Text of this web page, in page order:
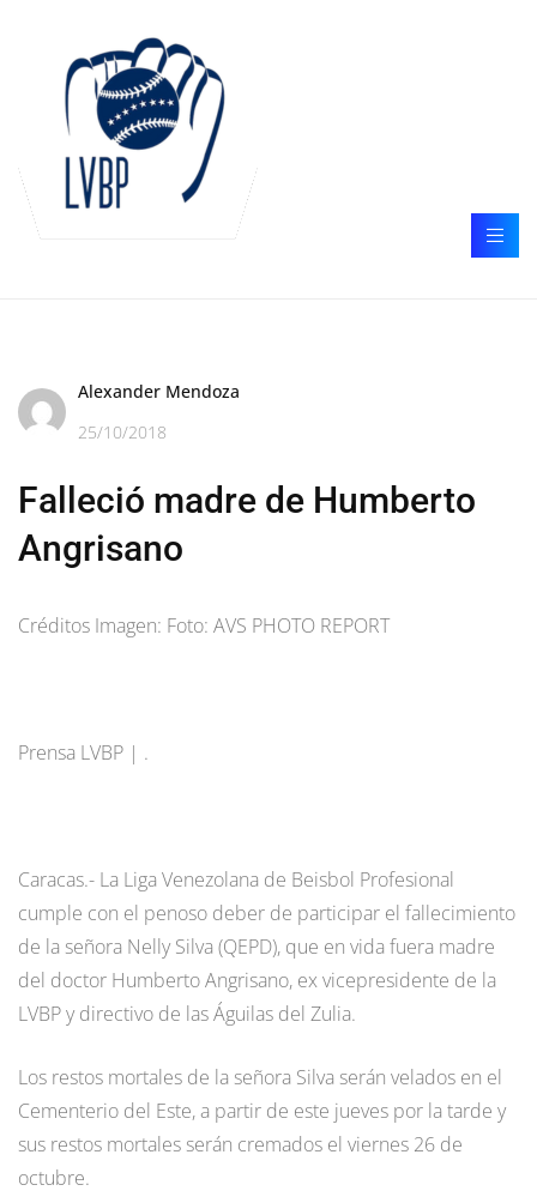
Alexander Mendoza
25/10/2018
Falleció madre de Humberto
Angrisano
Créditos Imagen: Foto: AVS PHOTO REPORT
Prensa LVBP | .
Caracas.- La Liga Venezolana de Beisbol Profesional
cumple con el penoso deber de participar el fallecimiento
de la señora Nelly Silva (QEPD), que en vida fuera madre
del doctor Humberto Angrisano, ex vicepresidente de la
LVBP y directivo de las Águilas del Zulia.
Los restos mortales de la señora Silva serán velados en el
Cementerio del Este, a partir de este jueves por la tarde y
sus restos mortales serán cremados el viernes 26 de
octubre.